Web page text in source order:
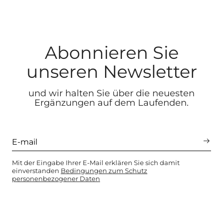
Abonnieren Sie
unseren Newsletter
und wir halten Sie über die neuesten
Ergänzungen auf dem Laufenden.
Mit der Eingabe Ihrer E-Mail erklären Sie sich damit
einverstanden Bedingungen zum Schutz
personenbezogener Daten